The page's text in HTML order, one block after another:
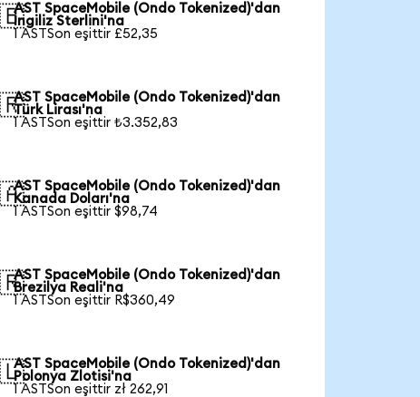
AST SpaceMobile (Ondo Tokenized)'dan
İngiliz Sterlini'na
1 ASTSon eşittir £52,35
AST SpaceMobile (Ondo Tokenized)'dan
Türk Lirası'na
1 ASTSon eşittir ₺3.352,83
AST SpaceMobile (Ondo Tokenized)'dan
Kanada Doları'na
1 ASTSon eşittir $98,74
AST SpaceMobile (Ondo Tokenized)'dan
Brezilya Reali'na
1 ASTSon eşittir R$360,49
AST SpaceMobile (Ondo Tokenized)'dan
Polonya Zlotisi'na
1 ASTSon eşittir zł 262,91